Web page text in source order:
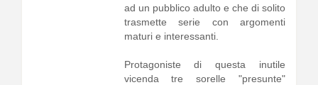
ad un pubblico adulto e che di solito
trasmette serie con argomenti
maturi e interessanti.
Protagoniste di questa inutile
vicenda tre sorelle "presunte"